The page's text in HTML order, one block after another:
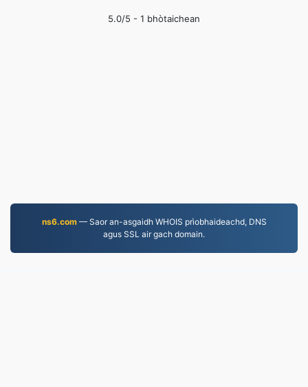
5.0/5 - 1 bhòtaichean
ns6.com— Saor an-asgaidh WHOIS prìobhaideachd, DNS
agus SSL air gach domain.